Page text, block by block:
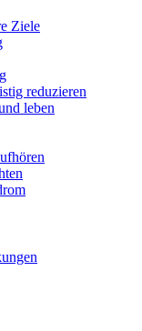
Ziele
reduzieren
leben